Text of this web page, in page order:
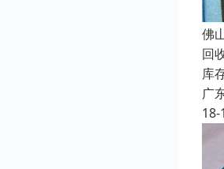
佛
回
库
广
18-